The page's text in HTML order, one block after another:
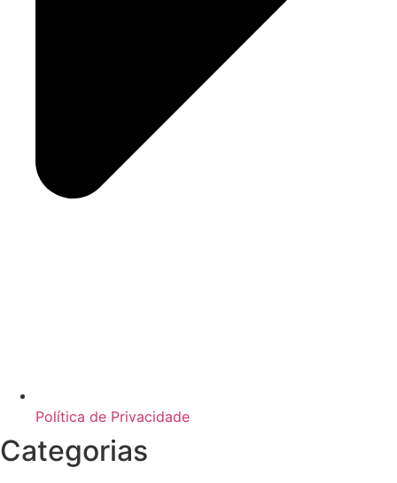
Política de Privacidade
Categorias